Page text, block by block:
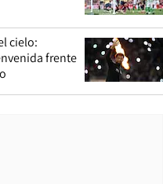
cielo:
frente